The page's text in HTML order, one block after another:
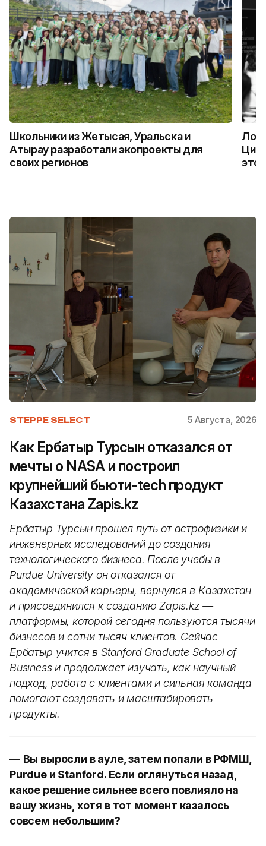
Школьники из Жетысая, Уральска и
Атырау разработали экопроекты для
своих регионов
это
STEPPE SELECT 5 Августа, 2026
Как Ербатыр Турсын отказался от
мечты о NASA и построил
крупнейший бьюти-tech продукт
Казахстана Zapis.kz
Ербатыр Турсын прошел путь от астрофизики и
инженерных исследований до создания
технологического бизнеса. После учебы в
Purdue University он отказался от
академической карьеры, вернулся в Казахстан
и присоединился к созданию Zapis.kz —
платформы, которой сегодня пользуются тысячи
бизнесов и сотни тысяч клиентов. Сейчас
Ербатыр учится в Stanford Graduate School of
Business и продолжает изучать, как научный
подход, работа с клиентами и сильная команда
помогают создавать и масштабировать
продукты.
— Вы выросли в ауле, затем попали в РФМШ,
Purdue и Stanford. Если оглянуться назад,
какое решение сильнее всего повлияло на
вашу жизнь, хотя в тот момент казалось
совсем небольшим?